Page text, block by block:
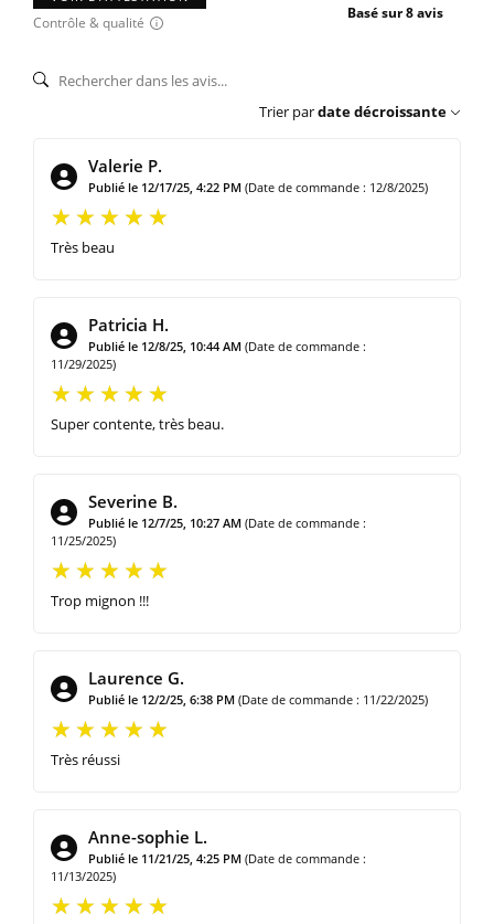
Contrôle & qualité
Basé sur 8 avis
Trier pardate décroissante
Valerie P.
Publié le 12/17/25, 4:22 PM (Date de commande : 12/8/2025)
Très beau
Patricia H.
Publié le 12/8/25, 10:44 AM (Date de commande :
11/29/2025)
Super contente, très beau.
Severine B.
Publié le 12/7/25, 10:27 AM (Date de commande :
11/25/2025)
Trop mignon !!!
Laurence G.
Publié le 12/2/25, 6:38 PM (Date de commande : 11/22/2025)
Très réussi
Anne-sophie L.
Publié le 11/21/25, 4:25 PM (Date de commande :
11/13/2025)